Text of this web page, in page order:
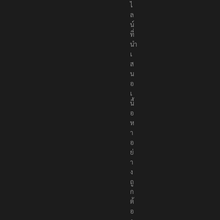
อ
น
ไ
ล
น์
ที่
นำ
เ
ส
น
อ
เ
นื้
อ
ห
า
อ
ย่
า
ง
ถู
ก